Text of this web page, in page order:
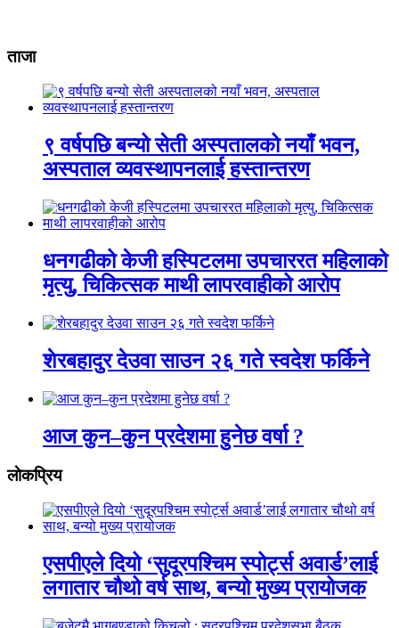
ताजा
९ वर्षपछि बन्यो सेती अस्पतालको नयाँ भवन,
अस्पताल व्यवस्थापनलाई हस्तान्तरण
धनगढीको केजी हस्पिटलमा उपचाररत महिलाको
मृत्यु, चिकित्सक माथी लापरवाहीको आरोप
शेरबहादुर देउवा साउन २६ गते स्वदेश फर्किने
आज कुन–कुन प्रदेशमा हुनेछ वर्षा ?
लाेकप्रिय
एसपीएले दियो ‘सुदूरपश्चिम स्पोर्ट्स अवार्ड’लाई
लगातार चौथो वर्ष साथ, बन्यो मुख्य प्रायोजक